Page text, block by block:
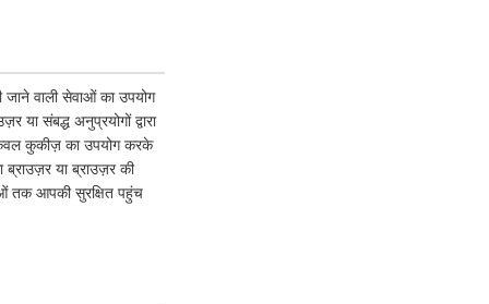
वाली सेवाओं का उपयोग
संबद्ध अनुप्रयोगों द्वारा
कुकीज़ का उपयोग करके
या ब्राउज़र की
तक आपकी सुरक्षित पहुंच